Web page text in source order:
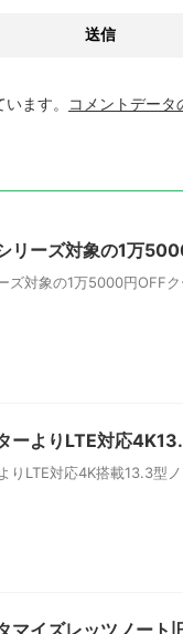
ます。 コメントデー
ーズ対象の1万
対象の1万5000円OFFク
ーよりLTE対応
りLTE対応4K搭載13.3型